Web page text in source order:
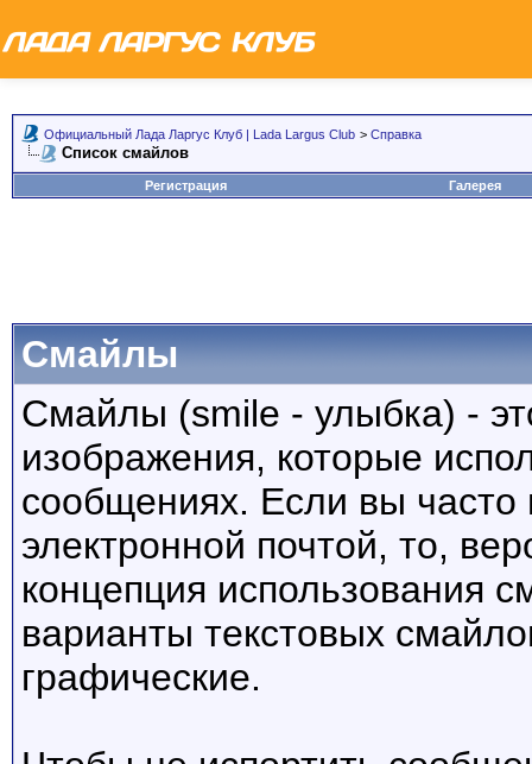
Официальный Лада Ларгус Клуб | Lada Largus Club > Справка
Список смайлов
Регистрация Галерея
Смайлы
Смайлы (smile - улыбка) -
изображения, которые
сообщениях. Если вы часто
электронной почтой, то,
концепция использования
варианты текстовых
графические.